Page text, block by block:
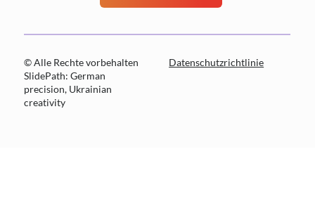
© Alle Rechte vorbehalten
Datenschutzrichtlinie
SlidePath: German
precision, Ukrainian
creativity